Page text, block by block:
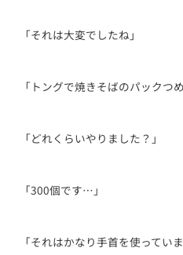
「それは大変でしたね」
「トングで焼きそばのパックつ
「どれくらいやりました？」
「300個です…」
「それはかなり手首を使っていま